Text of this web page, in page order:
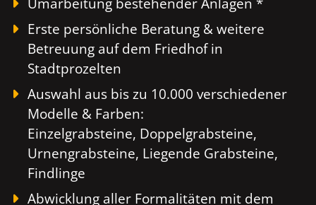
Erste persönliche Beratung & weitere
Betreuung auf dem Friedhof in
Stadtprozelten
Auswahl aus bis zu 10.000 verschiedener
Modelle & Farben:
Einzelgrabsteine, Doppelgrabsteine,
Urnengrabsteine, Liegende Grabsteine,
Findlinge
Abwicklung aller Formalitäten mit dem